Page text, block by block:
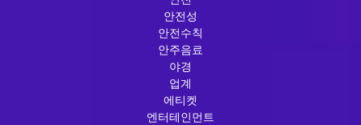
안전성
안전수칙
안주음료
야경
업계
에티켓
엔터테인먼트